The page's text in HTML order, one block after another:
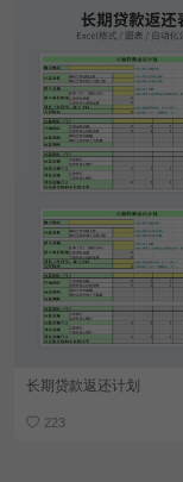
长期贷款返还计划
223